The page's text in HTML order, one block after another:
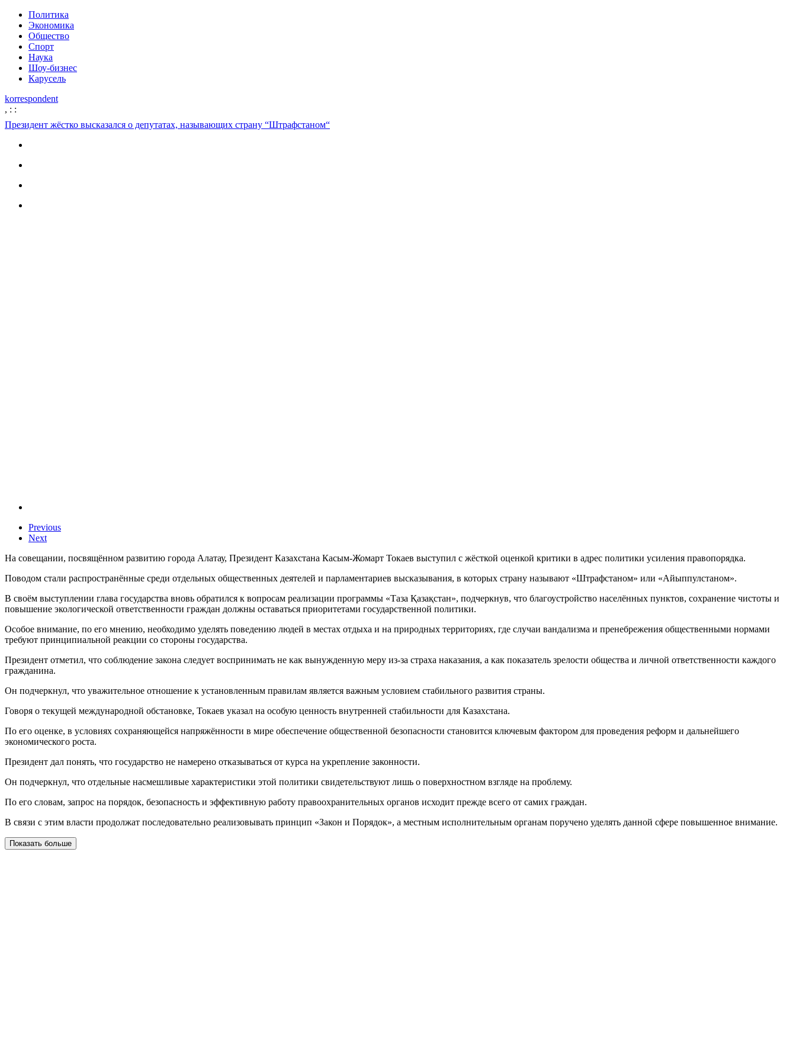
Политика
Экономика
Общество
Спорт
Наука
Шоу-бизнес
Карусель
korrespondent
, : :
Президент жёстко высказался о депутатах, называющих страну “Штрафстаном“
Previous
Next
На совещании, посвящённом развитию города Алатау, Президент Казахстана Касым-Жомарт Токаев выступил с жёсткой оценкой критики в адрес политики усиления правопорядка.
Поводом стали распространённые среди отдельных общественных деятелей и парламентариев высказывания, в которых страну называют «Штрафстаном» или «Айыппулстаном».
В своём выступлении глава государства вновь обратился к вопросам реализации программы «Таза Қазақстан», подчеркнув, что благоустройство населённых пунктов, сохранение чистоты и
повышение экологической ответственности граждан должны оставаться приоритетами государственной политики.
Особое внимание, по его мнению, необходимо уделять поведению людей в местах отдыха и на природных территориях, где случаи вандализма и пренебрежения общественными нормами
требуют принципиальной реакции со стороны государства.
Президент отметил, что соблюдение закона следует воспринимать не как вынужденную меру из-за страха наказания, а как показатель зрелости общества и личной ответственности каждого
гражданина.
Он подчеркнул, что уважительное отношение к установленным правилам является важным условием стабильного развития страны.
Говоря о текущей международной обстановке, Токаев указал на особую ценность внутренней стабильности для Казахстана.
По его оценке, в условиях сохраняющейся напряжённости в мире обеспечение общественной безопасности становится ключевым фактором для проведения реформ и дальнейшего
экономического роста.
Президент дал понять, что государство не намерено отказываться от курса на укрепление законности.
Он подчеркнул, что отдельные насмешливые характеристики этой политики свидетельствуют лишь о поверхностном взгляде на проблему.
По его словам, запрос на порядок, безопасность и эффективную работу правоохранительных органов исходит прежде всего от самих граждан.
В связи с этим власти продолжат последовательно реализовывать принцип «Закон и Порядок», а местным исполнительным органам поручено уделять данной сфере повышенное внимание.
Показать больше